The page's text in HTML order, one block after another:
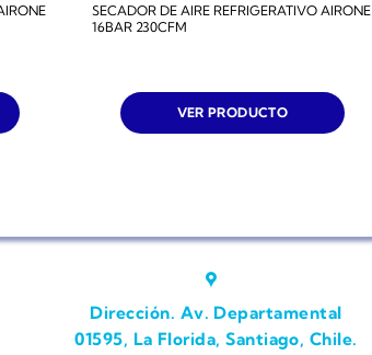
SECADOR DE AIRE REFRIGERATIVO AIRONE
16BAR 230CFM
VER PRODUCTO
Dirección. Av. Departamental
01595, La Florida, Santiago, Chile.